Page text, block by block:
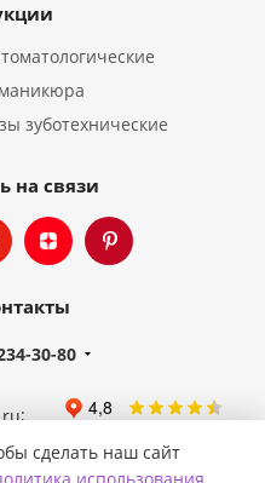
зуботехнические
на связи
30-80
;
сделать наш сайт